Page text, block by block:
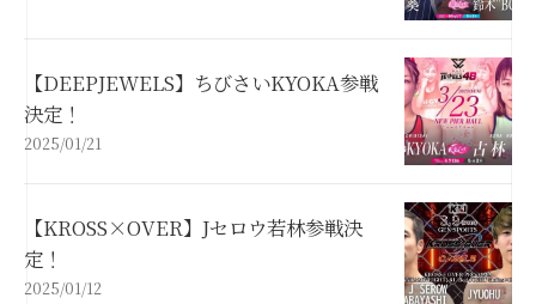
【DEEPJEWELS】ちびさいKYOKA参戦
決定！
2025/01/21
【KROSS×OVER】Jセロウ若林参戦決
定！
2025/01/12